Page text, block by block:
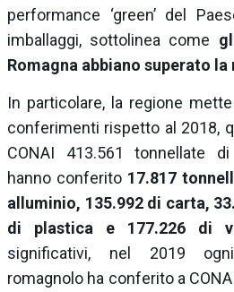
performance ‘green’ del
imballaggi, sottolinea come
Romagna abbiano superato
In particolare, la regione
conferimenti rispetto al 2018,
CONAI 413.561 tonnellate
hanno conferito 17.817
alluminio, 135.992 di carta,
di plastica e 177.226 di
significativi, nel 2019
romagnolo ha conferito a